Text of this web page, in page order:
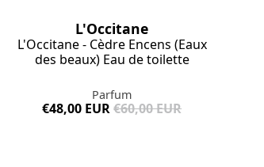
L'Occitane
L'Occitane - Cèdre Encens (Eaux
des beaux) Eau de toilette
Parfum
€48,00 EUR€60,00 EUR